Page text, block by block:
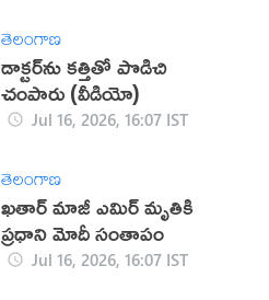
తెలంగాణ
డాక్టర్‌ను కత్తితో పొడిచి
చంపారు (వీడియో)
Jul 16, 2026, 16:07 IST
తెలంగాణ
ఖతార్ మాజీ ఎమిర్ మృతికి
ప్రధాని మోదీ సంతాపం
Jul 16, 2026, 16:07 IST